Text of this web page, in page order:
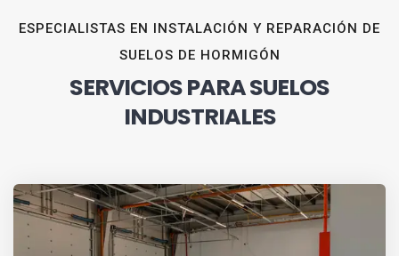
ESPECIALISTAS EN INSTALACIÓN Y REPARACIÓN DE
SUELOS DE HORMIGÓN
SERVICIOS PARA SUELOS
INDUSTRIALES